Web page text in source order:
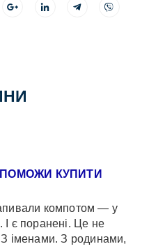
КУПИТИ
компотом — у
є поранені. Це не
іменами. З родинами,